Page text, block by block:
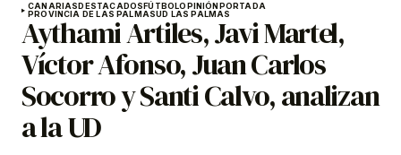
CANARIASDESTACADOSFÚTBOLOPINIÓNPORTADA
PROVINCIA DE LAS PALMASUD LAS PALMAS
Aythami Artiles, Javi Martel,
Víctor Afonso, Juan Carlos
Socorro y Santi Calvo, analizan
a la UD